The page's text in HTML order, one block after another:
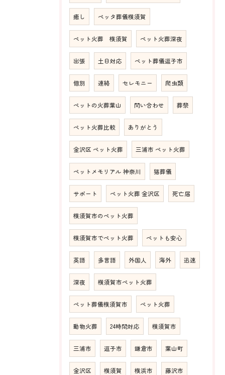
癒し ペッタ葬儀横須賀
ペット火葬 横須賀 ペット火葬深夜
出張 土日対応 ペット葬儀逗子市
個別 連絡 セレモニー 爬虫類
ペットの火葬葉山 問い合わせ 葬祭
ペット火葬比較 ありがとう
金沢区 ペット火葬 三浦市 ペット火葬
ペットメモリアル 神奈川 猫葬儀
サポート ペット火葬 金沢区 死亡届
横須賀市のペット火葬
横須賀市でペット火葬 ペットも安心
英語 多言語 外国人 海外 迅速
深夜 横須賀市ペット火葬
ペット葬儀横須賀市 ペット火葬
動物火葬 24時間対応 横須賀市
三浦市 逗子市 鎌倉市 葉山町
金沢区 横須賀 横浜市 藤沢市